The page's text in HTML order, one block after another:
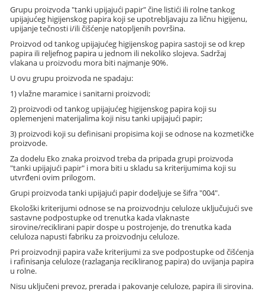
Grupu proizvoda "tanki upijajući papir" čine listići ili rolne tankog
upijajućeg higijenskog papira koji se upotrebljavaju za ličnu higijenu,
upijanje tečnosti i/ili čišćenje natopljenih površina.
Proizvod od tankog upijajućeg higijenskog papira sastoji se od krep
papira ili reljefnog papira u jednom ili nekoliko slojeva. Sadržaj
vlakana u proizvodu mora biti najmanje 90%.
U ovu grupu proizvoda ne spadaju:
1) vlažne maramice i sanitarni proizvodi;
2) proizvodi od tankog upijajućeg higijenskog papira koji su
oplemenjeni materijalima koji nisu tanki upijajući papir;
3) proizvodi koji su definisani propisima koji se odnose na kozmetičke
proizvode.
Za dodelu Eko znaka proizvod treba da pripada grupi proizvoda
"tanki upijajući papir" i mora biti u skladu sa kriterijumima koji su
utvrđeni ovim prilogom.
Grupi proizvoda tanki upijajući papir dodeljuje se šifra "004".
Ekološki kriterijumi odnose se na proizvodnju celuloze uključujući sve
sastavne podpostupke od trenutka kada vlaknaste
sirovine/reciklirani papir dospe u postrojenje, do trenutka kada
celuloza napusti fabriku za proizvodnju celuloze.
Pri proizvodnji papira važe kriterijumi za sve podpostupke od čišćenja
i rafinisanja celuloze (razlaganja recikliranog papira) do uvijanja papira
u rolne.
Nisu uključeni prevoz, prerada i pakovanje celuloze, papira ili sirovina.